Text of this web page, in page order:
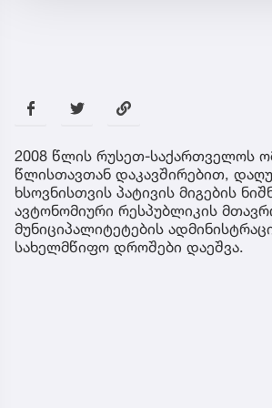
2008 წლის რუსეთ-საქართველოს
წლისთავთან დაკავშირებით,
ხსოვნისთვის პატივის მიგების
ავტონომიური რესპუბლიკის
მუნიციპალიტეტების
სახელმწიფო დროშები დაეშვა.